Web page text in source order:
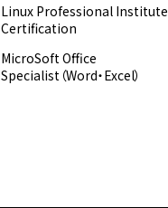
Linux Professional Institute
Certification
MicroSoft Office
Specialist（Word・Excel）